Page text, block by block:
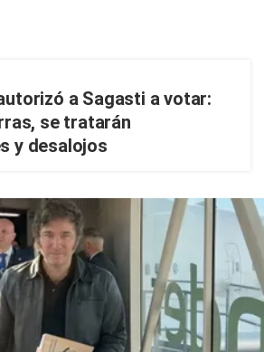
a Sagasti a votar:
se tratarán
y desalojos